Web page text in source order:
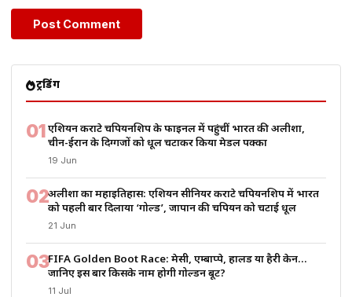
ट्रेंडिंग
01एशियन कराटे चैंपियनशिप के फाइनल में पहुंचीं भारत की अलीशा,
चीन-ईरान के दिग्गजों को धूल चटाकर किया मेडल पक्का
19 Jun
02अलीशा का महाइतिहास: एशियन सीनियर कराटे चैंपियनशिप में भारत
को पहली बार दिलाया ‘गोल्ड’, जापान की चैंपियन को चटाई धूल
21 Jun
03FIFA Golden Boot Race: मेसी, एम्बाप्पे, हालैंड या हैरी केन…
जानिए इस बार किसके नाम होगी गोल्डन बूट?
11 Jul